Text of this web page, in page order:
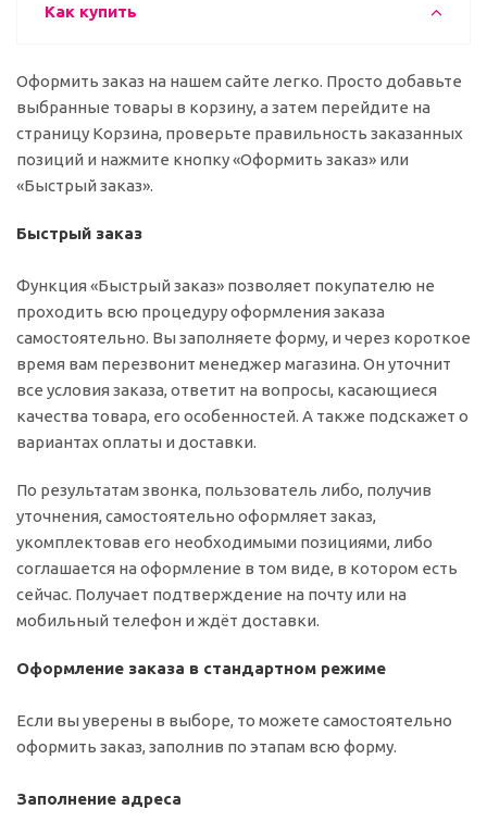
Как купить
Оформить заказ на нашем сайте легко. Просто добавьте
выбранные товары в корзину, а затем перейдите на
страницу Корзина, проверьте правильность заказанных
позиций и нажмите кнопку «Оформить заказ» или
«Быстрый заказ».
Быстрый заказ
Функция «Быстрый заказ» позволяет покупателю не
проходить всю процедуру оформления заказа
самостоятельно. Вы заполняете форму, и через короткое
время вам перезвонит менеджер магазина. Он уточнит
все условия заказа, ответит на вопросы, касающиеся
качества товара, его особенностей. А также подскажет о
вариантах оплаты и доставки.
По результатам звонка, пользователь либо, получив
уточнения, самостоятельно оформляет заказ,
укомплектовав его необходимыми позициями, либо
соглашается на оформление в том виде, в котором есть
сейчас. Получает подтверждение на почту или на
мобильный телефон и ждёт доставки.
Оформление заказа в стандартном режиме
Если вы уверены в выборе, то можете самостоятельно
оформить заказ, заполнив по этапам всю форму.
Заполнение адреса